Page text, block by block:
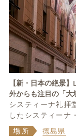
【新・日本の絶景
外からも注目の「大
システィーナ礼拝
したシスティーナ
場所
徳島県